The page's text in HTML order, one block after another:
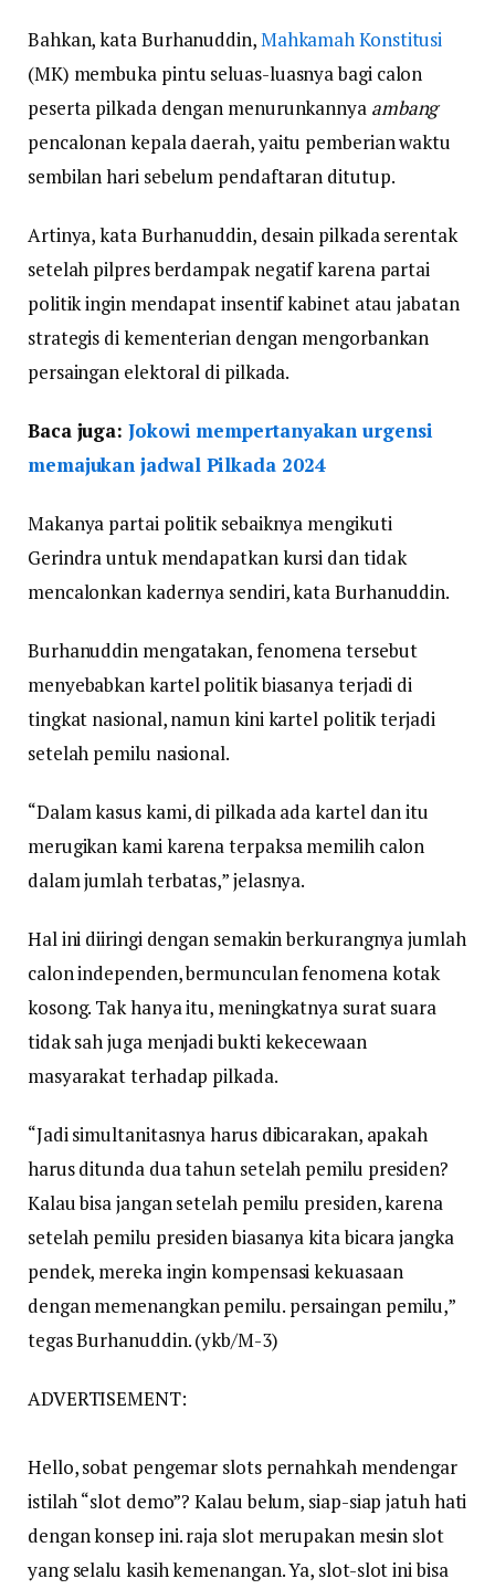
Bahkan, kata Burhanuddin,Mahkamah Konstitusi
(MK) membuka pintu seluas-luasnya bagi calon
peserta pilkada dengan menurunkannya ambang
pencalonan kepala daerah, yaitu pemberian waktu
sembilan hari sebelum pendaftaran ditutup.
Artinya, kata Burhanuddin, desain pilkada serentak
setelah pilpres berdampak negatif karena partai
politik ingin mendapat insentif kabinet atau jabatan
strategis di kementerian dengan mengorbankan
persaingan elektoral di pilkada.
Baca juga:Jokowi mempertanyakan urgensi
memajukan jadwal Pilkada 2024
Makanya partai politik sebaiknya mengikuti
Gerindra untuk mendapatkan kursi dan tidak
mencalonkan kadernya sendiri, kata Burhanuddin.
Burhanuddin mengatakan, fenomena tersebut
menyebabkan kartel politik biasanya terjadi di
tingkat nasional, namun kini kartel politik terjadi
setelah pemilu nasional.
“Dalam kasus kami, di pilkada ada kartel dan itu
merugikan kami karena terpaksa memilih calon
dalam jumlah terbatas,” jelasnya.
Hal ini diiringi dengan semakin berkurangnya jumlah
calon independen, bermunculan fenomena kotak
kosong. Tak hanya itu, meningkatnya surat suara
tidak sah juga menjadi bukti kekecewaan
masyarakat terhadap pilkada.
“Jadi simultanitasnya harus dibicarakan, apakah
harus ditunda dua tahun setelah pemilu presiden?
Kalau bisa jangan setelah pemilu presiden, karena
setelah pemilu presiden biasanya kita bicara jangka
pendek, mereka ingin kompensasi kekuasaan
dengan memenangkan pemilu. persaingan pemilu,”
tegas Burhanuddin. (ykb/M-3)
ADVERTISEMENT:
Hello, sobat pengemar slots pernahkah mendengar
istilah “slot demo”? Kalau belum, siap-siap jatuh hati
dengan konsep ini. raja slot merupakan mesin slot
yang selalu kasih kemenangan. Ya, slot-slot ini bisa